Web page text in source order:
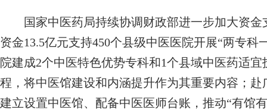
国家中医药局持续协调财政部进一步加大资金
资金13.5亿元支持450个县级中医医院开展“两专
院建成2个中医特色优势专科和1个县域中医药适
程，将中医馆建设和内涵提升作为其重要内容；
建立设置中医馆、配备中医医师台账，推动“有馆